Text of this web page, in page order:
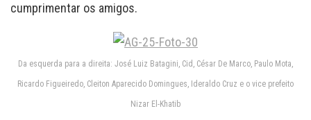
cumprimentar os amigos.
Da esquerda para a direita: José Luiz Batagini, Cid, César De Marco, Paulo Mota,
Ricardo Figueiredo, Cleiton Aparecido Domingues, Ideraldo Cruz e o vice prefeito
Nizar El-Khatib